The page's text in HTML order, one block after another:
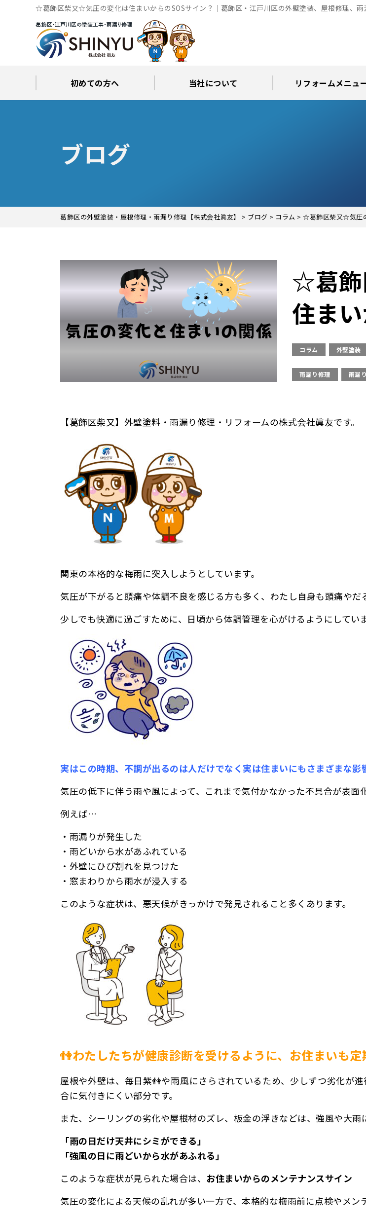
☆葛飾区柴又☆気圧の変化は住まいからのSOSサイン？｜葛飾区・江戸川区の外壁塗装、屋根修理、
初めての方へ 当社について リフォームメニュ
ブログ
葛飾区の外壁塗装・屋根修理・雨漏り修理【株式会社眞友】 > ブログ > コラム > ☆葛飾区柴又☆気圧
☆葛飾
住ま
コラム 外壁塗装
雨漏り修理 雨漏
【葛飾区柴又】外壁塗料・雨漏り修理・リフォームの株式会社眞友です。
関東の本格的な梅雨に突入しようとしています。
気圧が下がると頭痛や体調不良を感じる方も多く、わたし自身も頭痛や
少しでも快適に過ごすために、日頃から体調管理を心がけるようにしていま
実はこの時期、不調が出るのは人だけでなく実は住まいにもさまざまな影
気圧の低下に伴う雨や風によって、これまで気付かなかった不具合が表面
例えば…
・雨漏りが発生した
・雨どいから水があふれている
・外壁にひび割れを見つけた
・窓まわりから雨水が浸入する
このような症状は、悪天候がきっかけで発見されること多くあります。
👫わたしたちが健康診断を受けるように、お住まいも
屋根や外壁は、毎日紫👫や雨風にさらされているため、少しずつ劣化が
合に気付きにくい部分です。
また、シーリングの劣化や屋根材のズレ、板金の浮きなどは、強風や大雨
「雨の日だけ天井にシミができる」
「強風の日に雨どいから水があふれる」
このような症状が見られた場合は、 お住まいからのメンテナンスサイン
気圧の変化による天候の乱れが多い一方で、本格的な梅雨前に点検やメ